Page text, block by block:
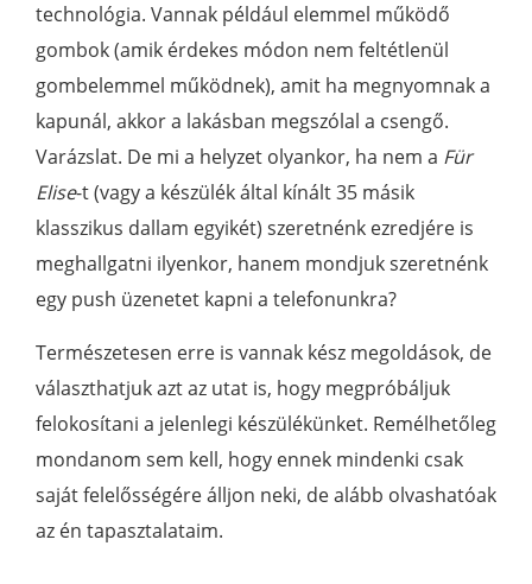
technológia. Vannak például elemmel működő
gombok (amik érdekes módon nem feltétlenül
gombelemmel működnek), amit ha megnyomnak a
kapunál, akkor a lakásban megszólal a csengő.
Varázslat. De mi a helyzet olyankor, ha nem a Für
Elise-t (vagy a készülék által kínált 35 másik
klasszikus dallam egyikét) szeretnénk ezredjére is
meghallgatni ilyenkor, hanem mondjuk szeretnénk
egy push üzenetet kapni a telefonunkra?
Természetesen erre is vannak kész megoldások, de
választhatjuk azt az utat is, hogy megpróbáljuk
felokosítani a jelenlegi készülékünket. Remélhetőleg
mondanom sem kell, hogy ennek mindenki csak
saját felelősségére álljon neki, de alább olvashatóak
az én tapasztalataim.